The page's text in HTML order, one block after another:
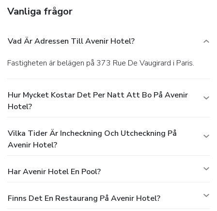
Vanliga frågor
Vad Är Adressen Till Avenir Hotel?
Fastigheten är belägen på 373 Rue De Vaugirard i Paris.
Hur Mycket Kostar Det Per Natt Att Bo På Avenir
Hotel?
Vilka Tider Är Incheckning Och Utcheckning På
Avenir Hotel?
Har Avenir Hotel En Pool?
Finns Det En Restaurang På Avenir Hotel?